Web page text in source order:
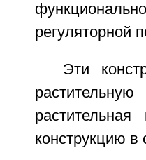
регуляторной
Эти
конструкцию в